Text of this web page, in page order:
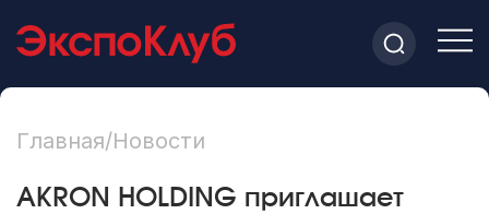
Главная/Новости
AKRON HOLDING приглашает